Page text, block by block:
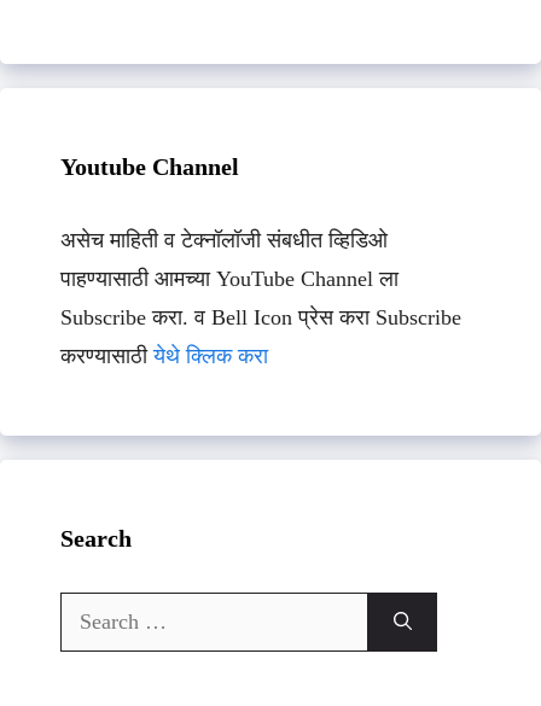
Youtube Channel
असेच माहिती व टेक्नॉलॉजी संबधीत व्हिडिओ
पाहण्यासाठी आमच्या YouTube Channel ला
Subscribe करा. व Bell Icon प्रेस करा Subscribe
करण्यासाठीयेथे क्लिक करा
Search
Search
for: